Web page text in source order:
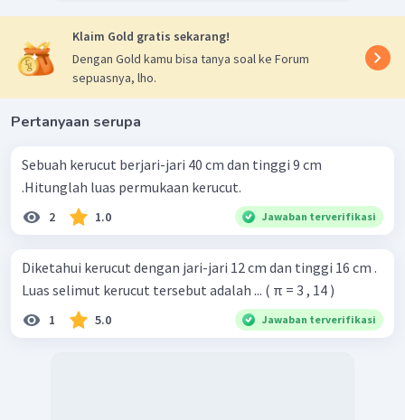
Klaim Gold gratis sekarang!
Dengan Gold kamu bisa tanya soal ke Forum
sepuasnya, lho.
Pertanyaan serupa
Sebuah kerucut berjari-jari 40 cm dan tinggi 9 cm
.Hitunglah luas permukaan kerucut.
2 1.0 Jawaban terverifikasi
Diketahui kerucut dengan jari-jari 12 cm dan tinggi 16 cm .
Luas selimut kerucut tersebut adalah ... ( π = 3 , 14 )
1 5.0 Jawaban terverifikasi